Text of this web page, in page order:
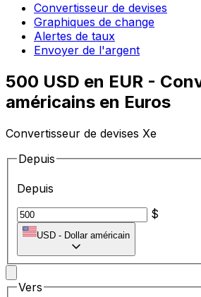
Convertisseur de devises
Graphiques de change
Alertes de taux
Envoyer de l'argent
500 USD en EUR -
américains en Euros
Convertisseur de devises Xe
Depuis
Depuis
$
USD - Dollar américain
Vers